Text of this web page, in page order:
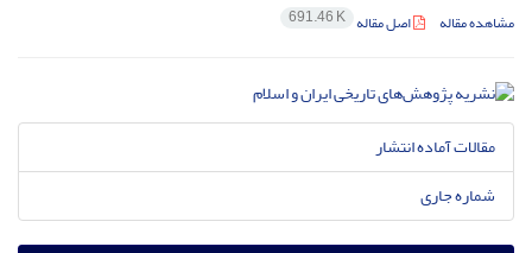
مشاهده مقاله اصل مقاله 691.46 K
مقالات آماده انتشار
شماره جاری